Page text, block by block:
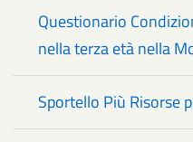
Questionario
nella terza età nella
Sportello Più Risorse